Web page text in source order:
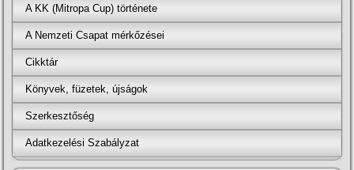
A KK (Mitropa Cup) története
A Nemzeti Csapat mérkőzései
Cikktár
Könyvek, füzetek, újságok
Szerkesztőség
Adatkezelési Szabályzat